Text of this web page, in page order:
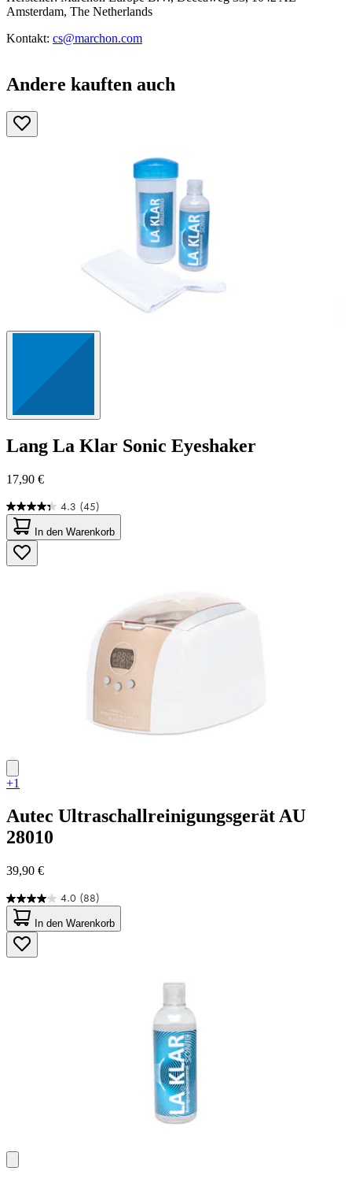
Amsterdam, The Netherlands
Kontakt: cs@marchon.com
Andere kauften auch
Lang La Klar Sonic Eyeshaker
17,90 €
4.3 (45)
4.3
von
5
Sternen.
45
In den Warenkorb
+1
Autec Ultraschallreinigungsgerät AU
28010
39,90 €
4.0 (88)
4.0
von
5
Sternen.
88
In den Warenkorb